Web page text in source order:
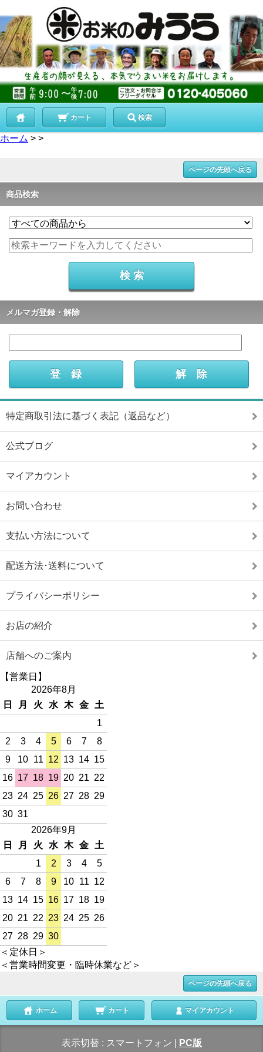
カート 検索
ホーム > >
ページの先頭へ戻る
商品検索
メルマガ登録・解除
特定商取引法に基づく表記（返品など）
公式ブログ
マイアカウント
お問い合わせ
支払い方法について
配送方法･送料について
プライバシーポリシー
お店の紹介
店舗へのご案内
【営業日】
2026年8月
日
月 火 水 木 金
土
1
2
3 4 5 6 7
8
9
10 11 12 13 14 15
16 17 18 19 20 21 22
23 24 25 26 27 28 29
30 31
2026年9月
日
月 火 水 木 金
土
1
2 3 4
5
6
7 8 9 10 11 12
13 14 15 16 17 18 19
20 21 22 23 24 25 26
27 28 29 30
＜定休日＞
＜営業時間変更・臨時休業など＞
ページの先頭へ戻る
ホーム カート マイアカウント
表示切替 : スマートフォン PC版